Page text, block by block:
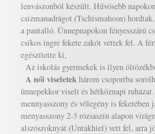
lenvászonból készült. Hűvösebb
csizmanadrágot (Tschismahosn)
a pantalló. Ünnepnapokon fényesszárú
csíkos ingre fekete zakót vettek fel. A
egészítette ki,
Az iskolás gyermekek is ilyen
A női viseletekhárom csoportba
ünnepekkor viselt és hétköznapi
mennyasszony és vőlegény is
menyasszony 2-3 rózsaszín alapon
alszószoknyát (Untakhiel) vett fel, arra